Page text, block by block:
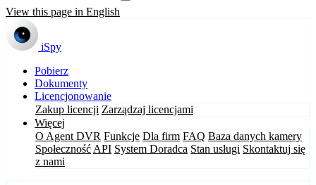
View this page in English
iSpy
Pobierz
Dokumenty
Licencjonowanie
Zakup licencji Zarządzaj licencjami
Więcej
O Agent DVR Funkcje Dla firm FAQ Baza danych kamery
Społeczność API System Doradca Stan usługi Skontaktuj się
z nami